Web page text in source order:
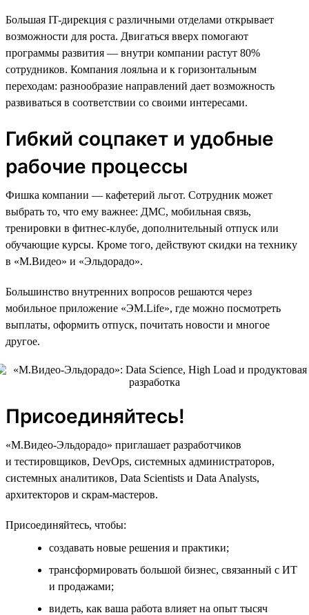
Большая IT-дирекция с различными отделами открывает
возможности для роста. Двигаться вверх помогают
программы развития — внутри компании растут 80%
сотрудников. Компания лояльна и к горизонтальным
переходам: разнообразие направлений дает возможность
развиваться в соответствии со своими интересами.
Гибкий соцпакет и удобные
рабочие процессы
Фишка компании — кафетерий льгот. Сотрудник может
выбрать то, что ему важнее: ДМС, мобильная связь,
тренировки в фитнес-клубе, дополнительный отпуск или
обучающие курсы. Кроме того, действуют скидки на технику
в «М.Видео» и «Эльдорадо».
Большинство внутренних вопросов решаются через
мобильное приложение «ЭM.Life», где можно посмотреть
выплаты, оформить отпуск, почитать новости и многое
другое.
Присоединяйтесь!
«М.Видео-Эльдорадо» приглашает разработчиков
и тестировщиков, DevOps, системных администраторов,
системных аналитиков, Data Scientists и Data Analysts,
архитекторов и скрам-мастеров.
Присоединяйтесь, чтобы:
создавать новые решения и практики;
трансформировать большой бизнес, связанный с ИТ
и продажами;
видеть, как ваша работа влияет на опыт тысяч